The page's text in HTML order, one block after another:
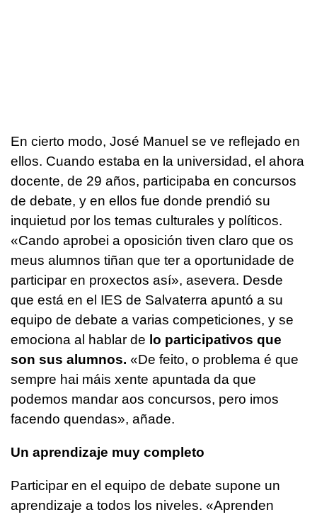
En cierto modo, José Manuel se ve reflejado en
ellos. Cuando estaba en la universidad, el ahora
docente, de 29 años, participaba en concursos
de debate, y en ellos fue donde prendió su
inquietud por los temas culturales y políticos.
«Cando aprobei a oposición tiven claro que os
meus alumnos tiñan que ter a oportunidade de
participar en proxectos así», asevera. Desde
que está en el IES de Salvaterra apuntó a su
equipo de debate a varias competiciones, y se
emociona al hablar de lo participativos que
son sus alumnos. «De feito, o problema é que
sempre hai máis xente apuntada da que
podemos mandar aos concursos, pero imos
facendo quendas», añade.
Un aprendizaje muy completo
Participar en el equipo de debate supone un
aprendizaje a todos los niveles. «Aprenden